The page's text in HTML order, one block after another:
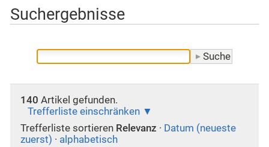
Suchergebnisse
140 Artikel gefunden.
Trefferliste einschränken
Trefferliste sortieren Relevanz · Datum (neueste
zuerst) · alphabetisch